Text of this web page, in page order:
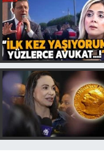
Canlı Yayın